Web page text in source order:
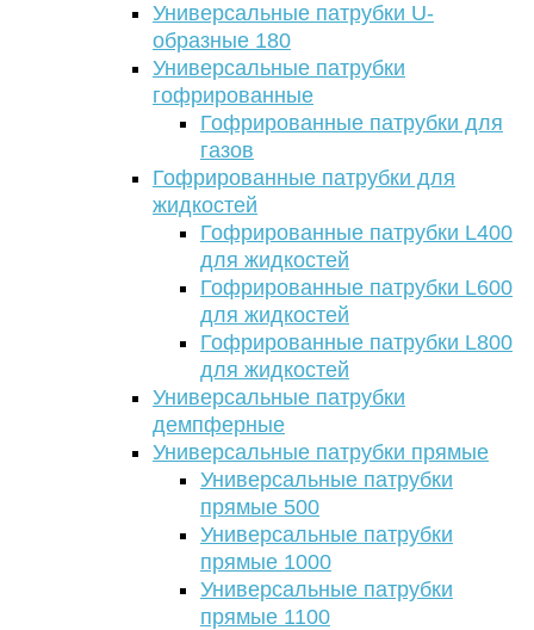
Универсальные патрубки U-
образные 180
Универсальные патрубки
гофрированные
Гофрированные патрубки для
газов
Гофрированные патрубки для
жидкостей
Гофрированные патрубки L400
для жидкостей
Гофрированные патрубки L600
для жидкостей
Гофрированные патрубки L800
для жидкостей
Универсальные патрубки
демпферные
Универсальные патрубки прямые
Универсальные патрубки
прямые 500
Универсальные патрубки
прямые 1000
Универсальные патрубки
прямые 1100